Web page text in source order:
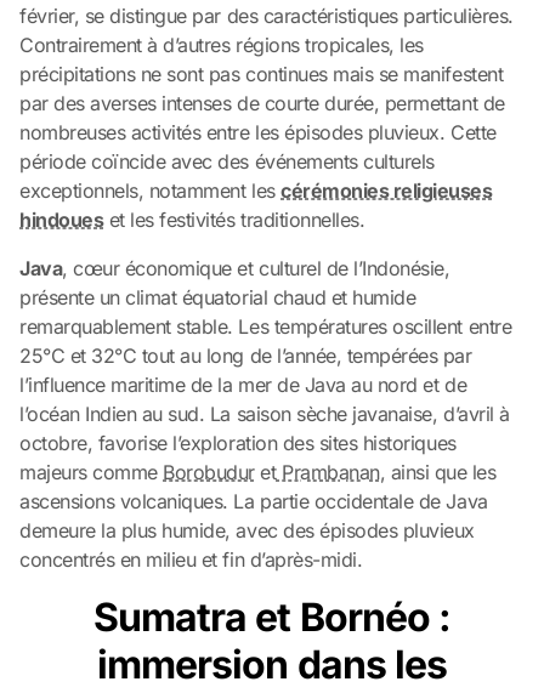
février, se distingue par des caractéristiques particulières.
Contrairement à d’autres régions tropicales, les
précipitations ne sont pas continues mais se manifestent
par des averses intenses de courte durée, permettant de
nombreuses activités entre les épisodes pluvieux. Cette
période coïncide avec des événements culturels
exceptionnels, notamment lescérémonies religieuses
hindoueset les festivités traditionnelles.
Java, cœur économique et culturel de l’Indonésie,
présente un climat équatorial chaud et humide
remarquablement stable. Les températures oscillent entre
25°C et 32°C tout au long de l’année, tempérées par
l’influence maritime de la mer de Java au nord et de
l’océan Indien au sud. La saison sèche javanaise, d’avril à
octobre, favorise l’exploration des sites historiques
majeurs comme BorobuduretPrambanan, ainsi que les
ascensions volcaniques. La partie occidentale de Java
demeure la plus humide, avec des épisodes pluvieux
concentrés en milieu et fin d’après-midi.
Sumatra et Bornéo :
immersion dans les